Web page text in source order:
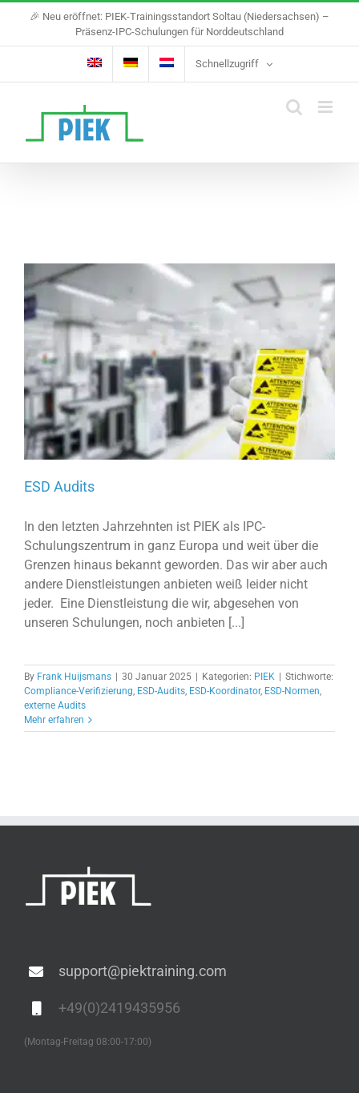
content
🎉 Neu eröffnet: PIEK-Trainingsstandort Soltau (Niedersachsen) –
Präsenz-IPC-Schulungen für Norddeutschland
Schnellzugriff
ESD Audits
In den letzten Jahrzehnten ist PIEK als IPC-
Schulungszentrum in ganz Europa und weit über die
Grenzen hinaus bekannt geworden. Das wir aber auch
andere Dienstleistungen anbieten weiß leider nicht
jeder. Eine Dienstleistung die wir, abgesehen von
unseren Schulungen, noch anbieten [...]
By Frank Huijsmans | 30 Januar 2025 | Kategorien: PIEK | Stichworte:
Compliance-Verifizierung ESD-Audits ESD-Koordinator, ESD-Normen
externe Audits
Mehr erfahren
support@piektraining.com
+49(0)2419435956
(Montag-Freitag 08:00-17:00)